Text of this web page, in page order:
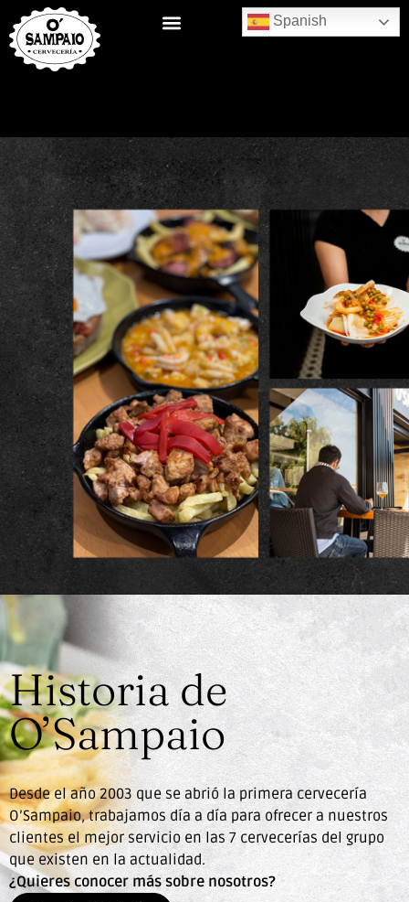
Spanish
O’ Sampaio
Cervecerías​
Tu punto de encuentro en A Coruña
Encuentra O’Sampaio más cercano y
disfruta
de la mejor cerveza, tapas o menú del día.
Nuestros locales
Historia de
O’Sampaio
Desde el año 2003 que se abrió la primera cervecería
O’Sampaio, trabajamos día a día para ofrecer a nuestros
clientes el mejor servicio en las 7 cervecerías del grupo
que existen en la actualidad.
¿Quieres conocer más sobre nosotros?